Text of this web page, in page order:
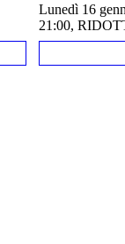
lunedì 16
21:00,